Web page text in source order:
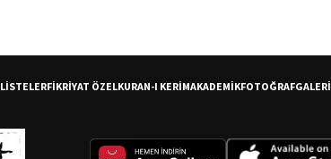
LİSTELERFİKRİYAT ÖZELKURAN-I KERİMAKADEMİKFOTOĞRAFGALERİ